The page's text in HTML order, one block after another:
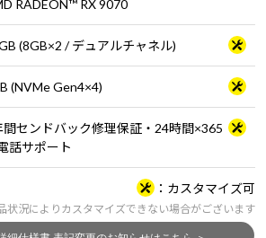
RADEON™ RX 9070
(8GB×2 / デュアルチャネル)
(NVMe Gen4×4)
間センドバック修理保証・24時間×365
話サポート
カスタマイズ可
状況によりカスタマイズできない場合がございます